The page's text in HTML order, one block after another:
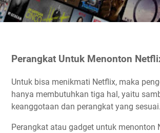
Perangkat Untuk Menonton
Untuk bisa menikmati Netflix, maka
hanya membutuhkan tiga hal, yaitu
keanggotaan dan perangkat yang sesuai.
Perangkat atau gadget untuk menonton